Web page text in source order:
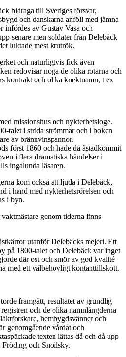
bidraga till Sveriges försvar,
och danskarna anföll med jämna
infördes av Gustav Vasa och
senare men soldater från Delebäck
luktade mest krutrök.
och naturligtvis fick även
redovisar noga de olika rotarna och
kontrakt och olika knektnamn, t ex
missionshus och nykterhetsloge.
talet i strida strömmar och i boken
av brännvinspannor.
först 1860 och hade då åstadkommit
i flera dramatiska händelser i
ingalunda läsaren.
kom också att ljuda i Delebäck,
i hand med nykterhetsrörelsen och
i byn.
genom tiderna finns
utanför Delebäcks mejeri. Ett
på 1800-talet och Delebäck var inget
där ost och smör av god kvalité
med ett välbehövligt kontanttillskott.
framgått, resultatet av grundlig
och de olika namnlängderna
hembygdsvänner och
genomgående vårdat och
texten lättas då och då upp
och Snoilsky.